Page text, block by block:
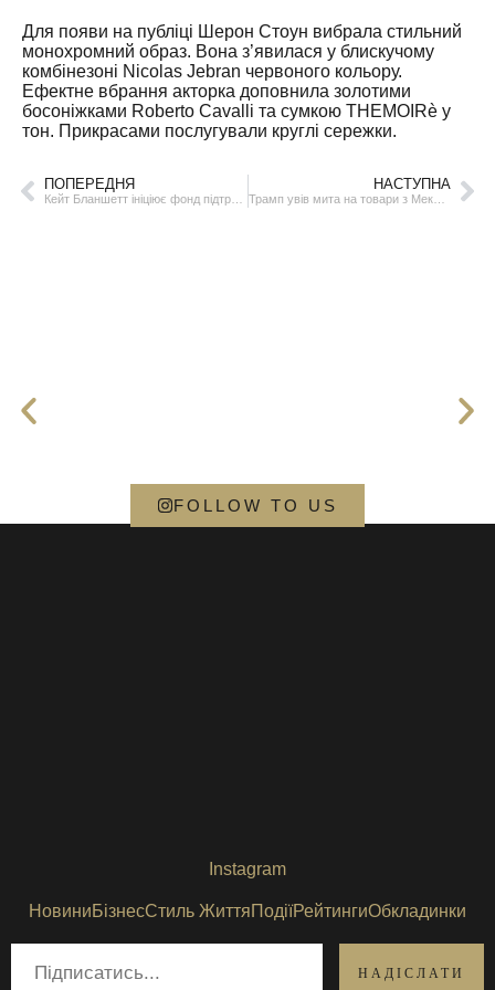
Для появи на публіці Шерон Стоун вибрала стильний
монохромний образ. Вона з’явилася у блискучому
комбінезоні Nicolas Jebran червоного кольору.
Ефектне вбрання акторка доповнила золотими
босоніжками Roberto Cavalli та сумкою THEMOIRè у
тон. Прикрасами послугували круглі сережки.
ПОПЕРЕДНЯ НАСТУПНА
Трамп увів мита на товари з Мексики, Канади та Китаю
FOLLOW TO US
Instagram
НовиниБізнесСтиль ЖиттяПодіїРейтингиОбкладинки